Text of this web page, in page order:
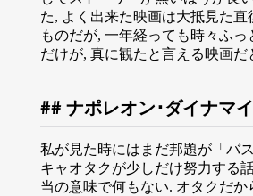
た, よく出来た映画は大抵見た直
ものだが, 一年経っても時々ふ
だけが, 真に観たと言える映画だ
ナポレオン･ダイナマ
私が見た時にはまだ邦題が「バ
キャオタクが少しだけ努力する
当の意味で何もない. オタクだか